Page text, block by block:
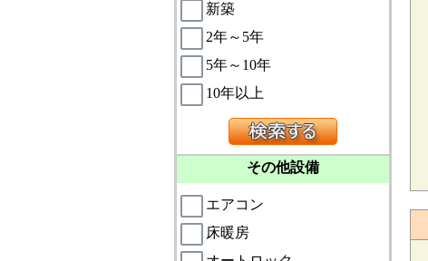
新築
2年～5年
5年～10年
10年以上
その他設備
エアコン
床暖房